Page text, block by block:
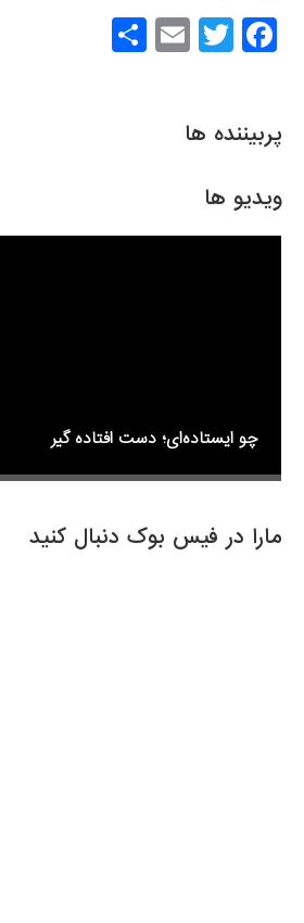
پربیننده ها
ویدیو ها
چو ایستاده‌ای؛ دست افتاده گیر
مارا در فیس بوک دنبال کنید
F
a
e
o
o
T
wi
er
E
m